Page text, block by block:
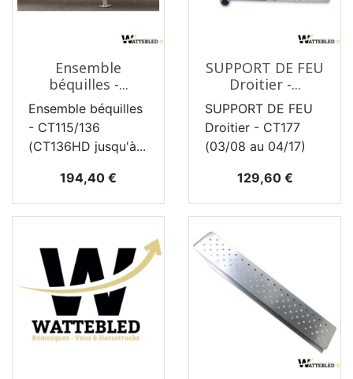
Ensemble
béquilles -...
Ensemble béquilles
- CT115/136
(CT136HD jusqu'à...
Prix
194,40 €
SUPPORT DE FEU
Droitier -...
SUPPORT DE FEU
Droitier - CT177
(03/08 au 04/17)
Prix
129,60 €